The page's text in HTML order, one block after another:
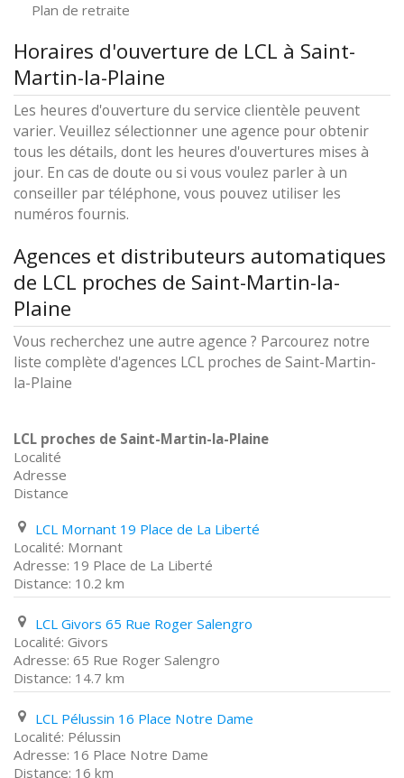
Plan de retraite
Horaires d'ouverture de LCL à Saint-
Martin-la-Plaine
Les heures d'ouverture du service clientèle peuvent
varier. Veuillez sélectionner une agence pour obtenir
tous les détails, dont les heures d'ouvertures mises à
jour. En cas de doute ou si vous voulez parler à un
conseiller par téléphone, vous pouvez utiliser les
numéros fournis.
Agences et distributeurs automatiques
de LCL proches de Saint-Martin-la-
Plaine
Vous recherchez une autre agence ? Parcourez notre
liste complète d'agences LCL proches de Saint-Martin-
la-Plaine
LCL proches de Saint-Martin-la-Plaine
Localité
Adresse
Distance
LCL Mornant 19 Place de La Liberté
Mornant
19 Place de La Liberté
10.2 km
LCL Givors 65 Rue Roger Salengro
Givors
65 Rue Roger Salengro
14.7 km
LCL Pélussin 16 Place Notre Dame
Pélussin
16 Place Notre Dame
16 km